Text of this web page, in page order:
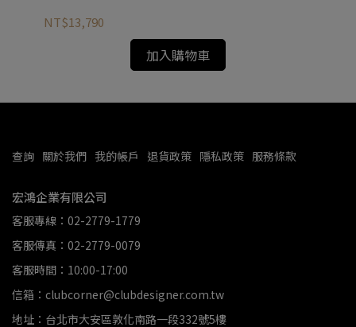
NT$13,790
加入購物車
查詢 關於我們 我的帳戶 退貨政策 隱私政策 服務條款
宏鴻企業有限公司
客服專線：02-2779-1779
客服傳真：02-2779-0079
客服時間：10:00-17:00
信箱：clubcorner@clubdesigner.com.tw
地址：台北市大安區敦化南路一段332號5樓